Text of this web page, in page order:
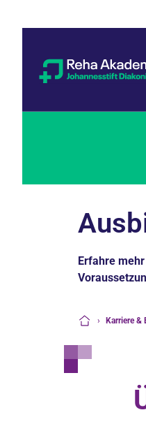
Erfahre
› Karriere &